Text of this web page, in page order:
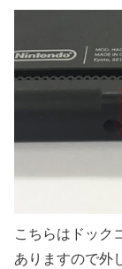
こちらはドック
ありますので外